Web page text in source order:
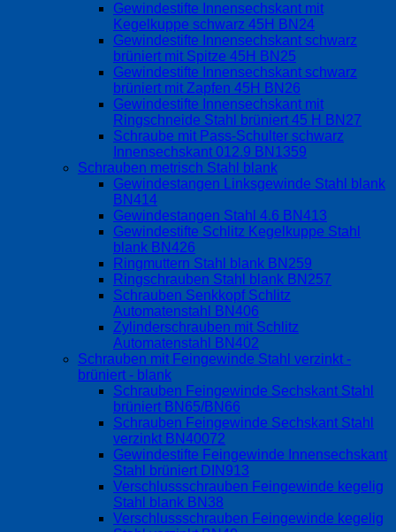
Gewindestifte Innensechskant mit
Kegelkuppe schwarz 45H BN24
Gewindestifte Innensechskant schwarz
brüniert mit Spitze 45H BN25
Gewindestifte Innensechskant schwarz
brüniert mit Zapfen 45H BN26
Gewindestifte Innensechskant mit
Ringschneide Stahl brüniert 45 H BN27
Schraube mit Pass-Schulter schwarz
Innensechskant 012.9 BN1359
Schrauben metrisch Stahl blank
Gewindestangen Linksgewinde Stahl blank
BN414
Gewindestangen Stahl 4.6 BN413
Gewindestifte Schlitz Kegelkuppe Stahl
blank BN426
Ringmuttern Stahl blank BN259
Ringschrauben Stahl blank BN257
Schrauben Senkkopf Schlitz
Automatenstahl BN406
Zylinderschrauben mit Schlitz
Automatenstahl BN402
Schrauben mit Feingewinde Stahl verzinkt -
brüniert - blank
Schrauben Feingewinde Sechskant Stahl
brüniert BN65/BN66
Schrauben Feingewinde Sechskant Stahl
verzinkt BN40072
Gewindestifte Feingewinde Innensechskant
Stahl brüniert DIN913
Verschlussschrauben Feingewinde kegelig
Stahl blank BN38
Verschlussschrauben Feingewinde kegelig